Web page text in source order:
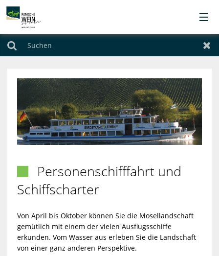
Orte
Übernachten
Urlaubsthemen
Angebote
Kontakt
Personenschifffahrt und
Schiffscharter
Von April bis Oktober können Sie die Mosellandschaft
gemütlich mit einem der vielen Ausflugsschiffe
erkunden. Vom Wasser aus erleben Sie die Landschaft
von einer ganz anderen Perspektive.